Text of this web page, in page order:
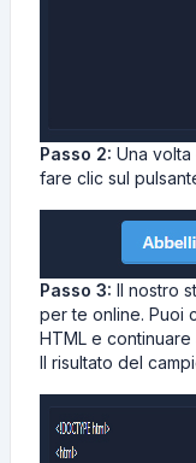
Passo 2: Una
fare clic sul
Passo 3: Il nostro
per te online. Puoi
HTML e
Il risultato del